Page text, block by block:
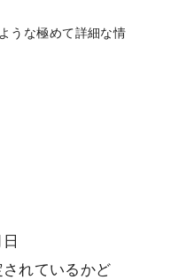
うな極めて詳細な情
れているかど